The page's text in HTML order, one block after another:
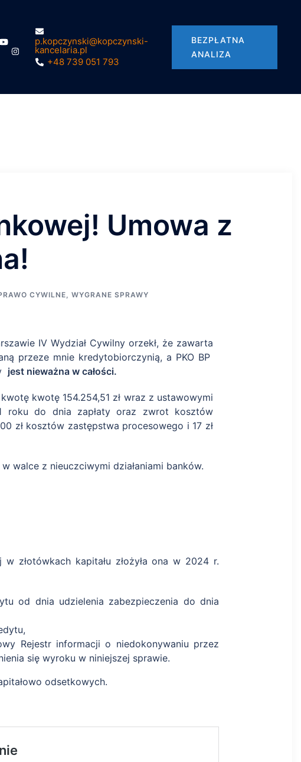
p.kopczynski@kopczynski-
kancelaria.pl
+48 739 051 793
BEZPŁATNA
ANALIZA
Umowa z
CYWILNE, WYGRANE SPRAWY
IV Wydział Cywilny orzekł, że zawarta
przeze mnie kredytobiorczynią, a PKO BP
jest nieważna w całości.
kwotę 154.254,51 zł wraz z ustawowymi
roku do dnia zapłaty oraz zwrot kosztów
zł kosztów zastępstwa procesowego i 17 zł
walce z nieuczciwymi działaniami banków.
złotówkach kapitału złożyła ona w 2024 r.
od dnia udzielenia zabezpieczenia do dnia
Rejestr informacji o niedokonywaniu przez
się wyroku w niniejszej sprawie.
odsetkowych.